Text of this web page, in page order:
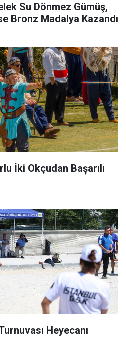
Su Dönmez Gümüş,
Bronz Madalya Kazandı
İki Okçudan Başarılı
Heyecanı